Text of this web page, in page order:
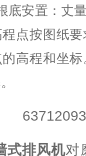
安置：丈量
点按图纸
高程和坐
式排风机对